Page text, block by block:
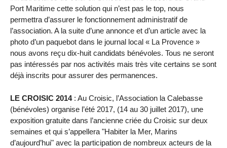
Port Maritime cette solution qui n’est pas le top, nous
permettra d’assurer le fonctionnement administratif de
l’association. A la suite d’une annonce et d’un article avec la
photo d’un paquebot dans le journal local « La Provence »
nous avons reçu dix-huit candidats bénévoles. Tous ne seront
pas intéressés par nos activités mais très vite certains se sont
déjà inscrits pour assurer des permanences.
LE CROISIC 2014: Au Croisic, l’Association la Calebasse
(bénévoles) organise l’été 2017, (14 au 30 juillet 2017), une
exposition gratuite dans l’ancienne criée du Croisic sur deux
semaines et qui s’appellera "Habiter la Mer, Marins
d’aujourd’hui" avec la participation de nombreux acteurs de la